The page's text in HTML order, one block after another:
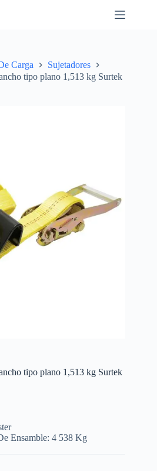
Carga
Sujetadores
tipo plano 1,513 kg Surtek
tipo plano 1,513 kg Surtek
Ensamble: 4 538 Kg